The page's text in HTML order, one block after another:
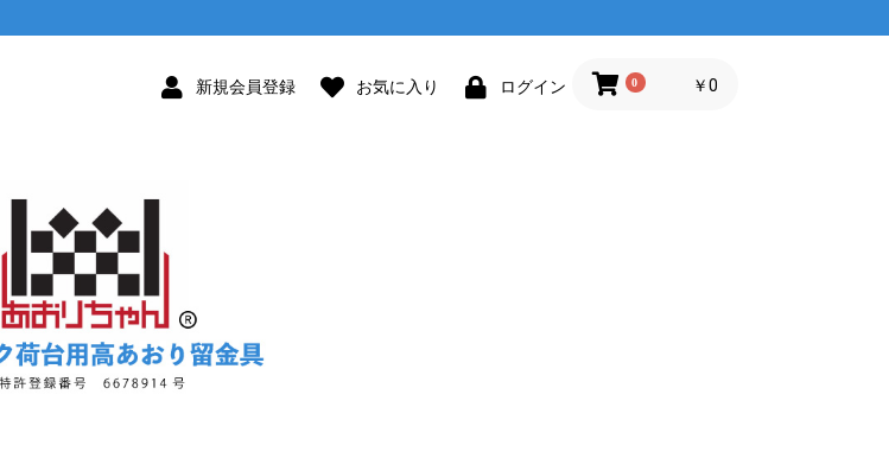
新規会員登録 お気に入り ログイン 0 ￥0